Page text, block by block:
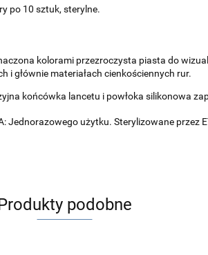
po 10 sztuk, sterylne.
kolorami przezroczysta piasta do
i głównie materiałach cienkościennych rur.
końcówka lancetu i powłoka silikonowa
Jednorazowego użytku. Sterylizowane przez
podobne